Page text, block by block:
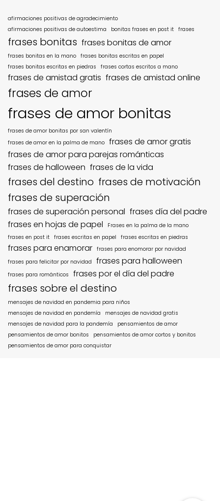
afirmaciones positivas de agradecimiento
afirmaciones positivas de autoestima
bonitas frases en post it frases
frases bonitas frases bonitas de amor
frases bonitas en la mano frases bonitas escritas en papel
frases bonitas escritas en piedras
frases cortas escritos a mano
frases de amistad gratis frases de amistad online
frases de amor
frases de amor bonitas
frases de amor bonitas por san valentín
frases de amor en la palma de mano frases de amor gratis
frases de amor para parejas románticas
frases de halloween frases de la vida
frases del destino frases de motivación
frases de superación
frases de superación personal frases día del padre
frases en hojas de papel
Frases en la palma de la mano
frases en post it frases escritas en papel frases escritas en piedras
frases para enamorar frases para enomorar por navidad
frases para felicitar por navidad
frases para halloween
frases para románticos frases por el día del padre
frases sobre el destino
mensajes de navidad en pandemia para niños
mensajes de navidad en pandemía
mensajes de navidad gratis
mensajes de navidad para la pandemía
pensamientos de amor
pensamientos de amor bonitos
pensamientos de amor cortos y bonitos
pensamientos de amor para conquistar